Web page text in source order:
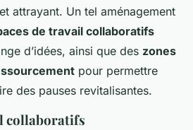
attrayant. Un tel aménagement
de travail collaboratifs
d’idées, ainsi que des zones
pour permettre
des pauses revitalisantes.
collaboratifs